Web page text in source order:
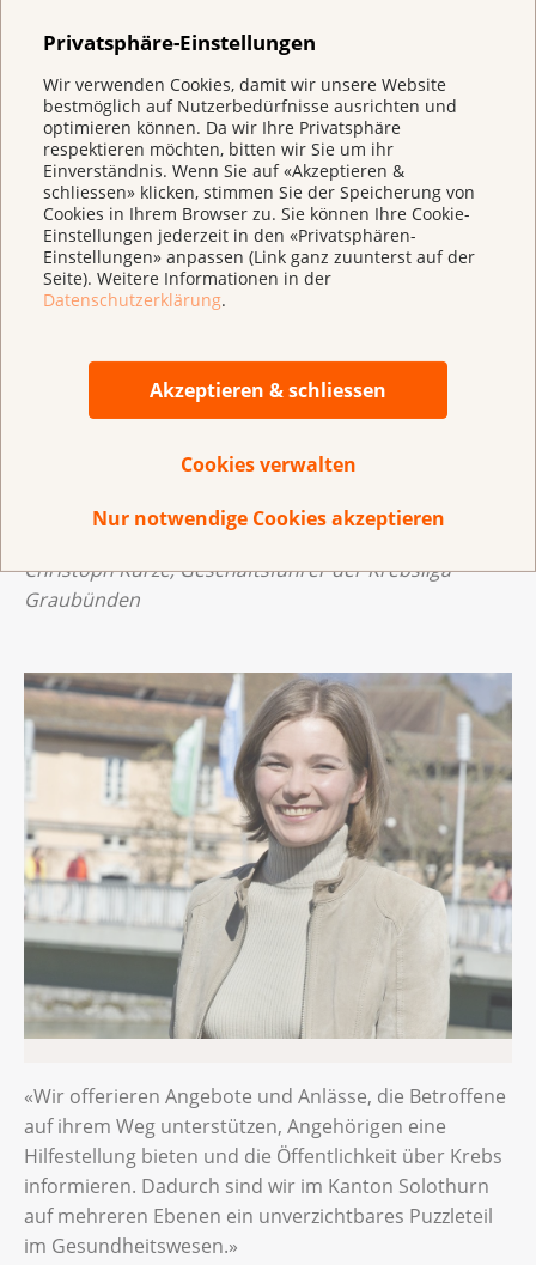
Privatsphäre-Einstellungen
Wir verwenden Cookies, damit wir unsere Website
bestmöglich auf Nutzerbedürfnisse ausrichten und
optimieren können. Da wir Ihre Privatsphäre
respektieren möchten, bitten wir Sie um ihr
Einverständnis. Wenn Sie auf «Akzeptieren &
schliessen» klicken, stimmen Sie der Speicherung von
Cookies in Ihrem Browser zu. Sie können Ihre Cookie-
Einstellungen jederzeit in den «Privatsphären-
Einstellungen» anpassen (Link ganz zuunterst auf der
Seite). Weitere Informationen in der
Datenschutzerklärung.
Akzeptieren & schliessen
Cookies verwalten
Nur notwendige Cookies akzeptieren
«Die Nähe zu Betroffenen und Angehörigen ist von
grosser Bedeutung. Im unmittelbaren Dialog eröffnet
sich oft erst der ganze Unterstützungsbedarf, daher
helfen wir an mehreren Beratungsstandorten im
unbürokratisch, zeitnah und niederschwellig.»
Christoph Kurze, Geschäftsführer der Krebsliga
Graubünden
«Wir offerieren Angebote und Anlässe, die Betroffene
auf ihrem Weg unterstützen, Angehörigen eine
Hilfestellung bieten und die Öffentlichkeit über Krebs
informieren. Dadurch sind wir im Kanton Solothurn
auf mehreren Ebenen ein unverzichtbares Puzzleteil
im Gesundheitswesen.»